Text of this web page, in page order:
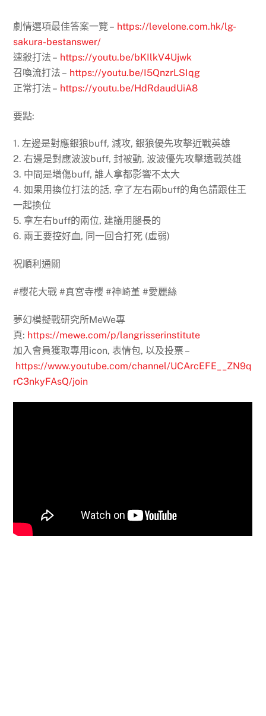
劇情選項最佳答案一覽 – https://levelone.com.hk/lg-
sakura-bestanswer/
速殺打法 – https://youtu.be/bKIlkV4Ujwk
召喚流打法 – https://youtu.be/I5QnzrLSIqg
正常打法 – https://youtu.be/HdRdaudUiA8
要點:
1. 左邊是對應銀狼buff, 減攻, 銀狼優先攻擊近戰英雄
2. 右邊是對應波波buff, 封被動, 波波優先攻擊遠戰英雄
3. 中間是增傷buff, 誰人拿都影響不太大
4. 如果用換位打法的話, 拿了左右兩buff的角色請跟住王
一起換位
5. 拿左右buff的兩位, 建議用腿長的
6. 兩王要控好血, 同一回合打死 (虛弱)
祝順利通關
#櫻花大戰 #真宮寺櫻 #神崎堇 #愛麗絲
夢幻模擬戰研究所MeWe專
頁: https://mewe.com/p/langrisserinstitute
加入會員獲取專用icon, 表情包, 以及投票 –
https://www.youtube.com/channel/UCArcEFE__ZN9q
rC3nkyFAsQ/join